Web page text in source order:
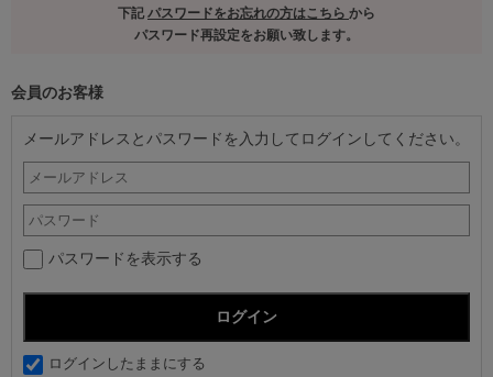
下記パスワードをお忘れの方はこちら から
パスワード再設定をお願い致します。
会員のお客様
メールアドレスとパスワードを入力してログインしてください。
パスワードを表示する
ログインしたままにする